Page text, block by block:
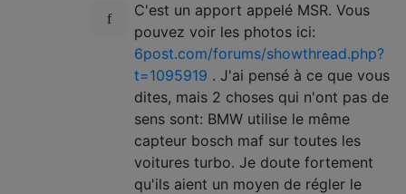
C'est un apport appelé MSR. Vous
pouvez voir les photos ici:
6post.com/forums/showthread.php?
t=1095919 . J'ai pensé à ce que vous
dites, mais 2 choses qui n'ont pas de
sens sont: BMW utilise le même
capteur bosch maf sur toutes les
voitures turbo. Je doute fortement
qu'ils aient un moyen de régler le